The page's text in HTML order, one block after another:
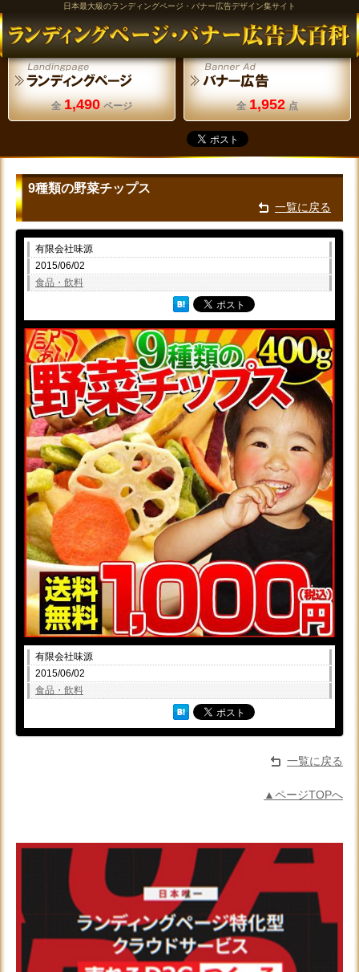
日本最大級のランディングページ・バナー広告デザイン集サイト
全 1,490 ページ 全 1,952 点
9種類の野菜チップス
一覧に戻る
有限会社味源
2015/06/02
食品・飲料
有限会社味源
2015/06/02
食品・飲料
一覧に戻る
▲ページTOPへ